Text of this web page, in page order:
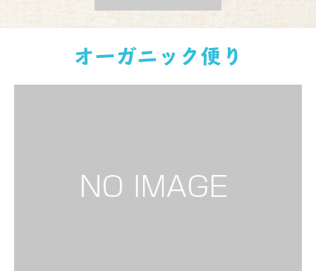
オーガニック便り